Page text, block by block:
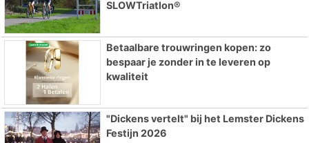
SLOWTriatlon®
Betaalbare trouwringen kopen: zo
bespaar je zonder in te leveren op
kwaliteit
"Dickens vertelt" bij het Lemster Dickens
Festijn 2026